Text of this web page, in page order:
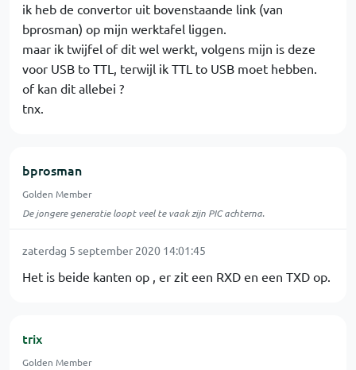
ik heb de convertor uit bovenstaande link (van
bprosman) op mijn werktafel liggen.
maar ik twijfel of dit wel werkt, volgens mijn is deze
voor USB to TTL, terwijl ik TTL to USB moet hebben.
of kan dit allebei ?
tnx.
bprosman
Golden Member
De jongere generatie loopt veel te vaak zijn PIC achterna.
zaterdag 5 september 2020 14:01:45
Het is beide kanten op , er zit een RXD en een TXD op.
trix
Golden Member